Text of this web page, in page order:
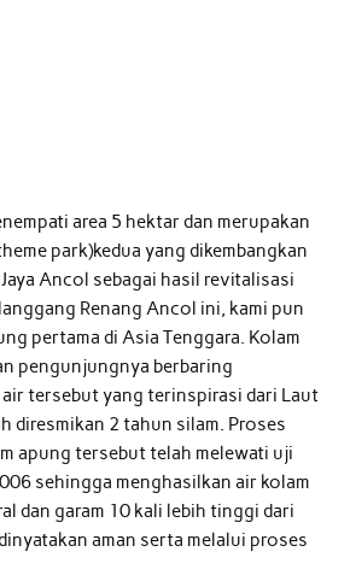
area 5 hektar dan merupakan
park)kedua yang dikembangkan
Ancol sebagai hasil revitalisasi
Renang Ancol ini, kami pun
pertama di Asia Tenggara. Kolam
pengunjungnya berbaring
air tersebut yang terinspirasi dari Laut
diresmikan 2 tahun silam. Proses
apung tersebut telah melewati uji
sehingga menghasilkan air kolam
dan garam 10 kali lebih tinggi dari
aman serta melalui proses